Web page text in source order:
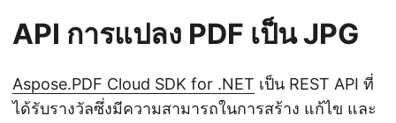
API การแปลง PDF เป็น JPG
Aspose.PDF Cloud SDK for .NET เป็น REST API ที่
ได้รับรางวัลซึ่งมีความสามารถในการสร้าง แก้ไข และ